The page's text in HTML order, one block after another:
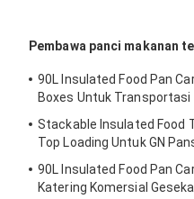
Pembawa panci makanan
90L Insulated Food Pan
Boxes Untuk Transportasi
Stackable Insulated Food
Top Loading Untuk GN
90L Insulated Food Pan
Katering Komersial